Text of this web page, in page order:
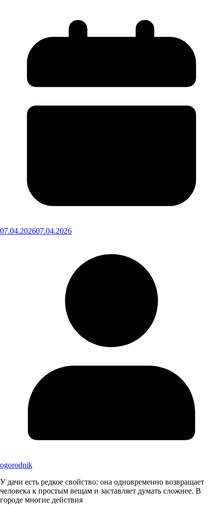
07.04.202607.04.2026
ogorodnik
У дачи есть редкое свойство: она одновременно возвращает
человека к простым вещам и заставляет думать сложнее. В
городе многие действия